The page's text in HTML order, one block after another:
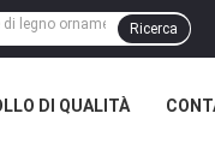
Ricerca
DI QUALITÀ